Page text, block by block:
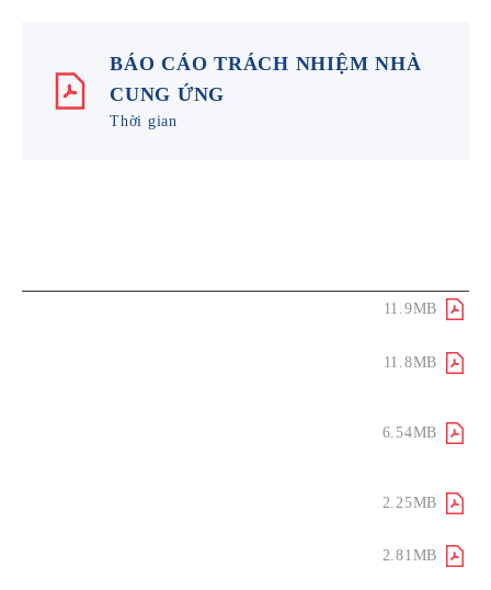
BÁO CÁO TRÁCH NHIỆM NHÀ
CUNG ỨNG​
Thời gian
11.9MB
11.8MB
6.54MB
2.25MB
2.81MB